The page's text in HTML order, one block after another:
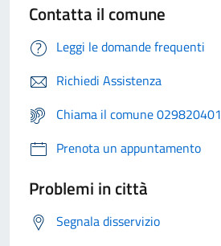
Contatta il comune
Leggi le domande frequenti
Richiedi Assistenza
Chiama il comune 029820401
Prenota un appuntamento
Problemi in città
Segnala disservizio